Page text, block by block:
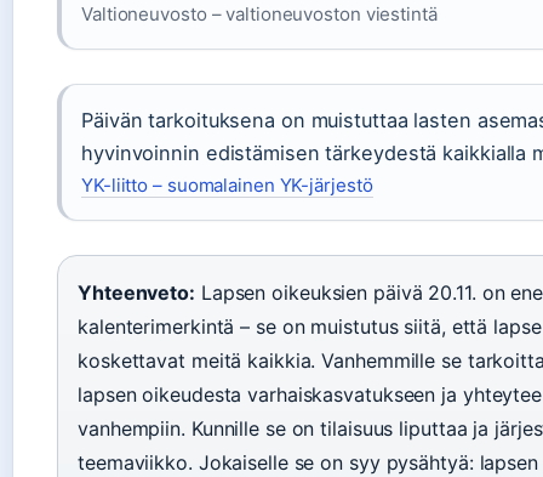
Valtioneuvosto – valtioneuvoston viestintä
Päivän tarkoituksena on muistuttaa lasten
hyvinvoinnin edistämisen tärkeydestä kaikkialla
YK-liitto – suomalainen YK-järjestö
Yhteenveto: Lapsen oikeuksien päivä 20.11. on
kalenterimerkintä – se on muistutus siitä, että
koskettavat meitä kaikkia. Vanhemmille se
lapsen oikeudesta varhaiskasvatukseen ja
vanhempiin. Kunnille se on tilaisuus liputtaa ja
teemaviikko. Jokaiselle se on syy pysähtyä: